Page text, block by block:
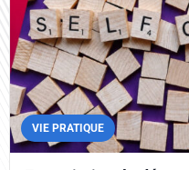
VIE PRATIQUE